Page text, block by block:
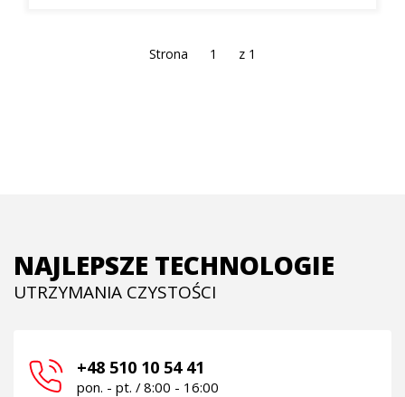
Strona z 1
NAJLEPSZE TECHNOLOGIE
UTRZYMANIA CZYSTOŚCI
+48 510 10 54 41
pon. - pt. / 8:00 - 16:00